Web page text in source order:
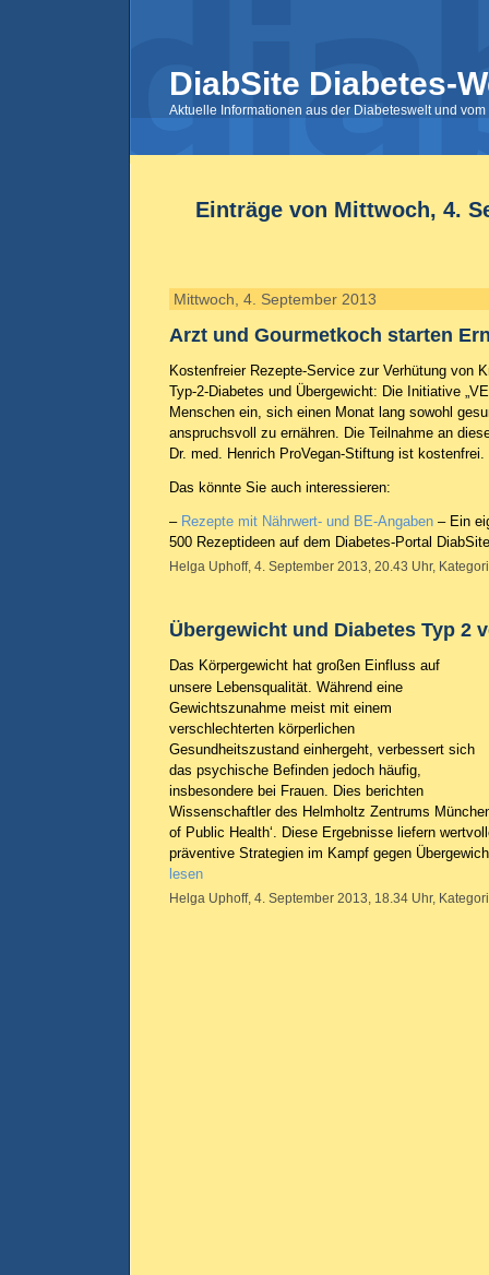
DiabSite Diabetes-
Aktuelle Informationen aus der Diabeteswelt und
Einträge von Mittwoch, 4.
Mittwoch, 4. September 2013
Arzt und Gourmetkoch starten
Kostenfreier Rezepte-Service zur Verhütung von
Typ-2-Diabetes und Übergewicht: Die Initiative
Menschen ein, sich einen Monat lang sowohl
anspruchsvoll zu ernähren. Die Teilnahme an
Dr. med. Henrich ProVegan-Stiftung ist kostenfrei.
Das könnte Sie auch interessieren:
– Rezepte mit Nährwert- und BE-Angaben – Ein
500 Rezeptideen auf dem Diabetes-Portal
Helga Uphoff, 4. September 2013, 20.43 Uhr,
Übergewicht und Diabetes Typ 2
Das Körpergewicht hat großen Einfluss auf
unsere Lebensqualität. Während eine
Gewichtszunahme meist mit einem
verschlechterten körperlichen
Gesundheitszustand einhergeht, verbessert sich
das psychische Befinden jedoch häufig,
insbesondere bei Frauen. Dies berichten
Wissenschaftler des Helmholtz Zentrums
of Public Health‘. Diese Ergebnisse liefern
präventive Strategien im Kampf gegen
lesen
Helga Uphoff, 4. September 2013, 18.34 Uhr,